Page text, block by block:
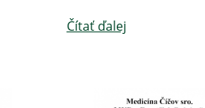
Čítať ďalej